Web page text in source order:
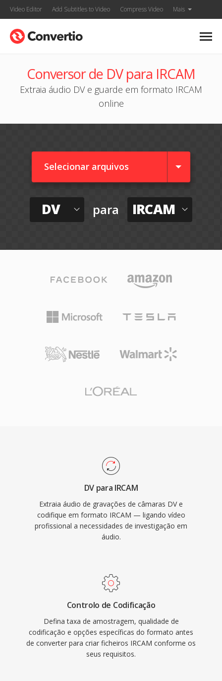
Video Editor Add Subtitles to Video Compress Video Mais
Conversor de DV para IRCAM
Extraia áudio DV e guarde em formato IRCAM
online
Selecionar arquivos
DV para IRCAM
DV para IRCAM
Extraia áudio de gravações de câmaras DV e
codifique em formato IRCAM — ligando vídeo
profissional a necessidades de investigação em
áudio.
Controlo de Codificação
Defina taxa de amostragem, qualidade de
codificação e opções específicas do formato antes
de converter para criar ficheiros IRCAM conforme os
seus requisitos.